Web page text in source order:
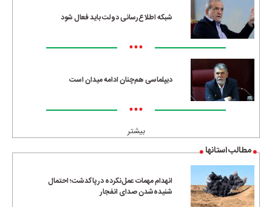
شبکه اطلاع‌رسانی دولت باید فعال شود
•••
دیپلماسی هم‌چنان ادامه میدان است
•••
بیشتر
مطالب استانها
انهدام مهمات عمل‌نکرده در پاکدشت؛ احتمال
شنیده‌شدن صدای انفجار